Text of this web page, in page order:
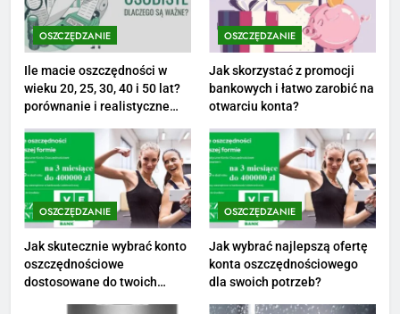
Netflix tagger — czym jest,
opinie i zarobki
PRACA
1
Ile zarabia striptizer: poznaj
aktualne stawki męskiego
striptizera
ZAROBKI
2
Ile zarabia psycholog szkolny:
poznaj średnie zarobki na tym
stanowisku
ZAROBKI
OSZCZĘDZANIE
Ile macie oszczędności w
wieku 20, 25, 30, 40 i 50 lat?
porównanie i realistyczne
OSZCZĘDZANIE
Jak skorzystać z promocji
bankowych i łatwo zarobić na
otwarciu konta?
OSZCZĘDZANIE
Jak skutecznie wybrać konto
oszczędnościowe
dostosowane do twoich
OSZCZĘDZANIE
Jak wybrać najlepszą ofertę
konta oszczędnościowego
dla swoich potrzeb?